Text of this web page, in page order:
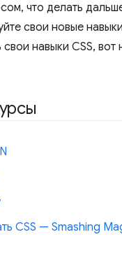
что делать
свои новые
навыки CSS,
CSS — Smashing